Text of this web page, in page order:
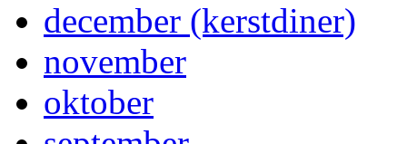
december (kerstdiner)
november
oktober